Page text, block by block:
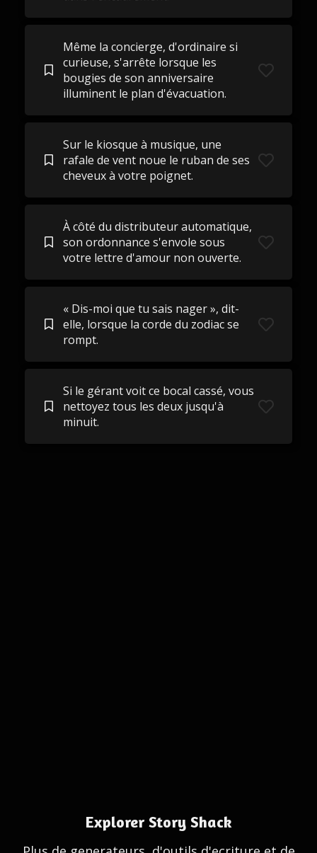
Même la concierge, d'ordinaire si
curieuse, s'arrête lorsque les
bougies de son anniversaire
illuminent le plan d'évacuation.
Sur le kiosque à musique, une
rafale de vent noue le ruban de ses
cheveux à votre poignet.
À côté du distributeur automatique,
son ordonnance s'envole sous
votre lettre d'amour non ouverte.
« Dis-moi que tu sais nager », dit-
elle, lorsque la corde du zodiac se
rompt.
Si le gérant voit ce bocal cassé, vous
nettoyez tous les deux jusqu'à
minuit.
Explorer Story Shack